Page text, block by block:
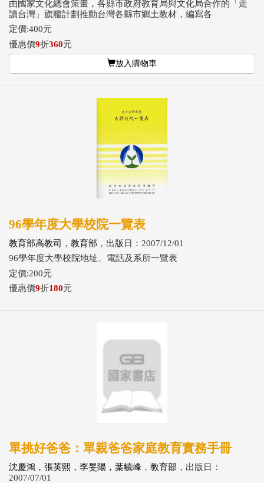
由國家文化總會策畫，各縣市政府教育局與文化局合作的「走
讀台灣」旗艦計劃推動台灣各縣市鄉土教材，編寫各
定價:400元
優惠價9折360元
放入購物車
96學年度大學校院一覽表
教育部高教司 ， 教育部 ，出版日：2007/12/01
96學年度大學校院地址、電話及系所一覽表
定價:200元
優惠價9折180元
單挑好爸爸：單親爸爸家庭教育實務手冊
沈慶鴻，張英熙，李旻陽，葉毓峰 ， 教育部 ，出版日：
2007/07/01